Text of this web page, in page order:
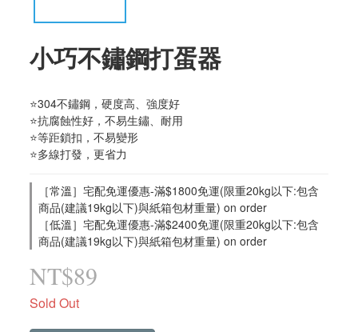
小巧不鏽鋼打蛋器
⭐304不鏽鋼，硬度高、強度好
⭐抗腐蝕性好，不易生鏽、耐用
⭐等距鎖扣，不易變形
⭐多線打發，更省力
［常溫］宅配免運優惠-滿$1800免運(限重20kg以下:包含
商品(建議19kg以下)與紙箱包材重量) on order
［低溫］宅配免運優惠-滿$2400免運(限重20kg以下:包含
商品(建議19kg以下)與紙箱包材重量) on order
NT$89
Sold Out